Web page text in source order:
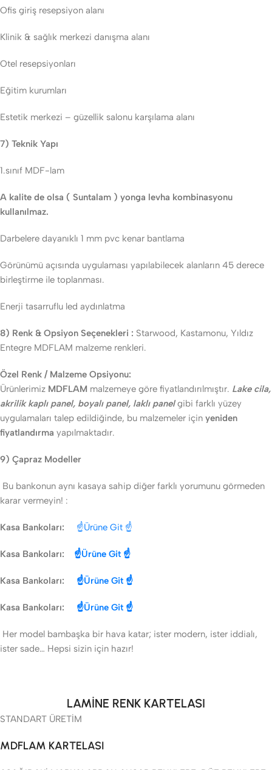
Ofis giriş resepsiyon alanı
Klinik & sağlık merkezi danışma alanı
Otel resepsiyonları
Eğitim kurumları
Estetik merkezi – güzellik salonu karşılama alanı
7) Teknik Yapı
1.sınıf MDF-lam
A kalite de olsa ( Suntalam ) yonga levha kombinasyonu
kullanılmaz.
Darbelere dayanıklı 1 mm pvc kenar bantlama
Görünümü açısında uygulaması yapılabilecek alanların 45 derece
birleştirme ile toplanması.
Enerji tasarruflu led aydınlatma
8) Renk & Opsiyon Seçenekleri : Starwood, Kastamonu, Yıldız
Entegre MDFLAM malzeme renkleri.
Özel Renk / Malzeme Opsiyonu:
Ürünlerimiz MDFLAM malzemeye göre fiyatlandırılmıştır. Lake cila,
akrilik kaplı panel, boyalı panel, laklı panel gibi farklı yüzey
uygulamaları talep edildiğinde, bu malzemeler için yeniden
fiyatlandırma yapılmaktadır.
9) Çapraz Modeller
Bu bankonun aynı kasaya sahip diğer farklı yorumunu görmeden
karar vermeyin! :
Kasa Bankoları: ☝Ürüne Git ☝
Kasa Bankoları: ☝Ürüne Git ☝
Kasa Bankoları: ☝Ürüne Git ☝
Kasa Bankoları: ☝Ürüne Git ☝
Her model bambaşka bir hava katar; ister modern, ister iddialı,
ister sade… Hepsi sizin için hazır!
LAMİNE RENK KARTELASI
STANDART ÜRETİM
MDFLAM KARTELASI